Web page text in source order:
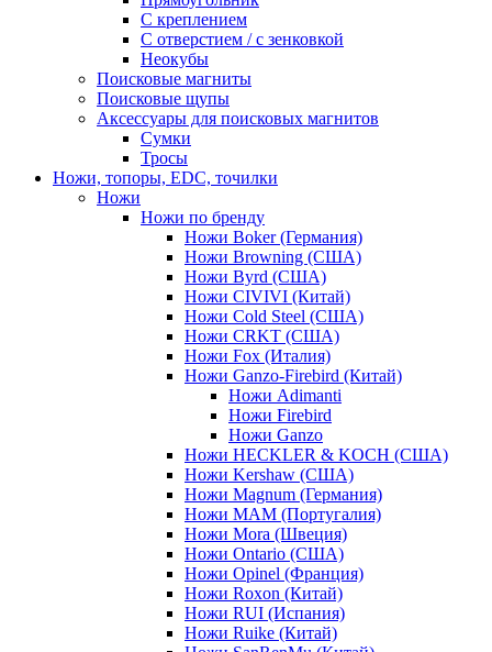
С креплением
С отверстием / с зенковкой
Неокубы
Поисковые магниты
Поисковые щупы
Аксессуары для поисковых магнитов
Сумки
Тросы
Ножи, топоры, EDC, точилки
Ножи
Ножи по бренду
Ножи Boker (Германия)
Ножи Browning (США)
Ножи Byrd (США)
Ножи CIVIVI (Китай)
Ножи Cold Steel (США)
Ножи CRKT (США)
Ножи Fox (Италия)
Ножи Ganzo-Firebird (Китай)
Ножи Adimanti
Ножи Firebird
Ножи Ganzo
Ножи HECKLER & KOCH (США)
Ножи Kershaw (США)
Ножи Magnum (Германия)
Ножи MAM (Португалия)
Ножи Mora (Швеция)
Ножи Ontario (США)
Ножи Opinel (Франция)
Ножи Roxon (Китай)
Ножи RUI (Испания)
Ножи Ruike (Китай)